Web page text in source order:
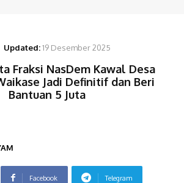
Updated:19 Desember 2025
Fraksi NasDem Kawal Desa
Jadi Definitif dan Beri
Bantuan 5 Juta
Facebook Telegram